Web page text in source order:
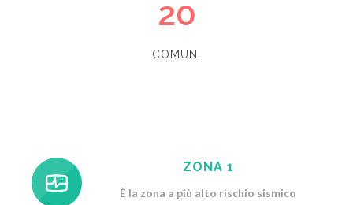
20
COMUNI
ZONA 1
È la zona a più alto rischio sismico